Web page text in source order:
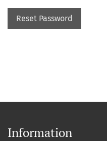
Reset Password
Information